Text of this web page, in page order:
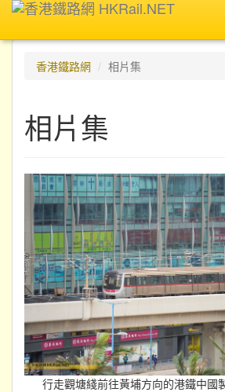
香港鐵路網
相片集
相片集
行走觀塘綫前往黃埔方向的港鐵中國